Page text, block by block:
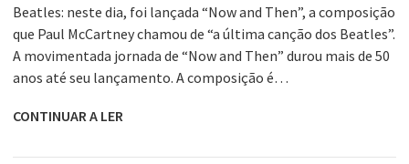
Beatles: neste dia, foi lançada “Now and Then”, a composição
que Paul McCartney chamou de “a última canção dos Beatles”.
A movimentada jornada de “Now and Then” durou mais de 50
anos até seu lançamento. A composição é…
CONTINUAR A LER